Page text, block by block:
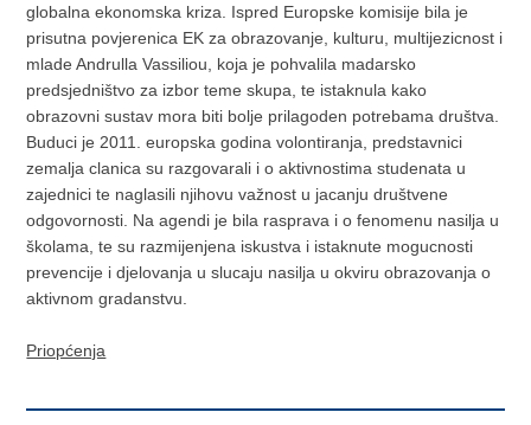
globalna ekonomska kriza. Ispred Europske komisije bila je
prisutna povjerenica EK za obrazovanje, kulturu, multijezicnost i
mlade Andrulla Vassiliou, koja je pohvalila madarsko
predsjedništvo za izbor teme skupa, te istaknula kako
obrazovni sustav mora biti bolje prilagoden potrebama društva.
Buduci je 2011. europska godina volontiranja, predstavnici
zemalja clanica su razgovarali i o aktivnostima studenata u
zajednici te naglasili njihovu važnost u jacanju društvene
odgovornosti. Na agendi je bila rasprava i o fenomenu nasilja u
školama, te su razmijenjena iskustva i istaknute mogucnosti
prevencije i djelovanja u slucaju nasilja u okviru obrazovanja o
aktivnom gradanstvu.
Priopćenja